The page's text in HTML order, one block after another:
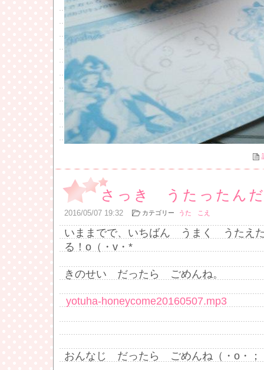
さっき うたったん
2016/05/07 19:32 カテゴリー うた こえ
いままでで、いちばん うまく うた
る！o（・v・*
きのせい だったら ごめんね。
yotuha-honeycome20160507.mp3
おんなじ だったら ごめんね（・o・；